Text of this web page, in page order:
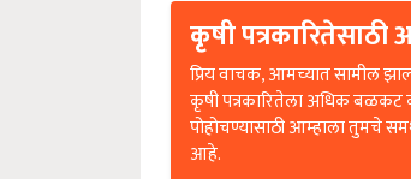
कृषी पत्रकारितेसाठी
प्रिय वाचक, आमच्यात सामील
कृषी पत्रकारितेला अधिक बळकट
पोहोचण्यासाठी आम्हाला तुमचे
आहे.